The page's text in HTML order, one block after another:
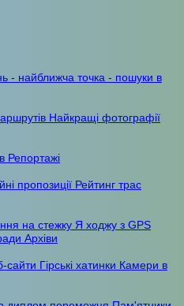
- найближча точка - пошуки в
Найкращі фотографії
Репортажі
пропозиції Рейтинг трас
на стежку Я ходжу з GPS
Архіви
сайти Гірські хатинки Камери в